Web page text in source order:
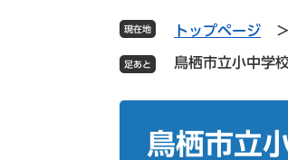
g
l
e
ス
現在地 トップページ >
鳥栖市立小中学
鳥栖市立